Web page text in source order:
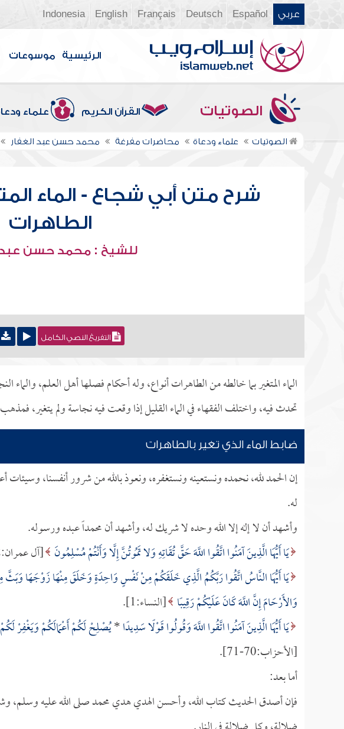
عربي Español
Deutsch
Français
English
Indonesia
الرئيسية موسوعات
الصوتيات القرآن الكريم علماء
الصوتيات علماء ودعاة محاضرات مفرغة محمد حسن عبد الغفار
شرح متن أبي شجاع - الماء
الطاهرات
للشيخ : محمد حسن عبد
التفريغ النصي الكامل
الماء المتغير بما خالطه من الطاهرات أنواع، وله أحكام فصلها أهل العلم،
تحدث فيه، واختلف الفقهاء في الماء القليل إذا وقعت فيه نجاسة ولم يتغير،
ضابط الماء الذي تغير بالطاهرات
إن الحمد لله، نحمده ونستعينه ونستغفره، ونعوذ بالله من شرور أنفسنا،
له.
وأشهد أن لا إله إلا الله وحده لا شريك له، وأشهد أن محمداً عبده ورسوله.
يَا أَيُّهَا الَّذِينَ آمَنُوا اتَّقُوا اللَّهَ حَقَّ تُقَاتِهِ وَلا تَمُوتُنَّ إِلَّا وَأَنْتُمْ مُسْلِمُونَ [آل عمران:102].
يَا أَيُّهَا النَّاسُ اتَّقُوا رَبَّكُمُ الَّذِي خَلَقَكُمْ مِنْ نَفْسٍ وَاحِدَةٍ وَخَلَقَ مِنْهَا زَوْجَهَا وَبَثَّ
وَالأَرْحَامَ إِنَّ اللَّهَ كَانَ عَلَيْكُمْ رَقِيبًا [النساء:1].
يَا أَيُّهَا الَّذِينَ آمَنُوا اتَّقُوا اللَّهَ وَقُولُوا قَوْلًا سَدِيدًا*يُصْلِحْ لَكُمْ أَعْمَالَكُمْ وَيَغْفِرْ
[الأحزاب:70-71].
أما بعد:
فإن أصدق الحديث كتاب الله، وأحسن الهدي هدي محمد صلى الله عليه وسلم،